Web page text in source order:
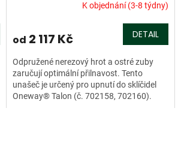
K objednání (3-8 týdny)
od 2 117 Kč DETAIL
Odpružené nerezový hrot a ostré zuby
zaručují optimální přilnavost. Tento
unašeč je určený pro upnutí do sklíčidel
Oneway® Talon (č. 702158, 702160).